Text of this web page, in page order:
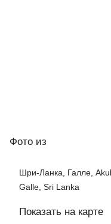
Фото из
Шри-Ланка, Галле,
Galle, Sri Lanka
Показать на карте